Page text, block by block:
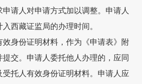
请人对申请方式加以调整。申请人
入西藏证监局的办理时间。
效身份证明材料，作为《申请表》附
交。 申请人委托他人办理的，应同
受托人有效身份证明材料。申请人应